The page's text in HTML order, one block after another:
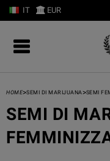
IT EUR
HOME>SEMI DI MARIJUANA >SEMI
SEMI DI